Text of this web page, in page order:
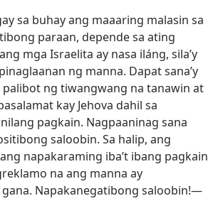
sa buhay ang maaaring malasin sa
paraan, depende sa ating
mga Israelita ay nasa iláng, sila’y
ng manna. Dapat sana’y
ng tiwangwang na tanawin at
kay Jehova dahil sa
pagkain. Nagpaaninag sana
saloobin. Sa halip, ang
napakaraming iba’t ibang pagkain
na ang manna ay
Napakanegatibong saloobin!​—